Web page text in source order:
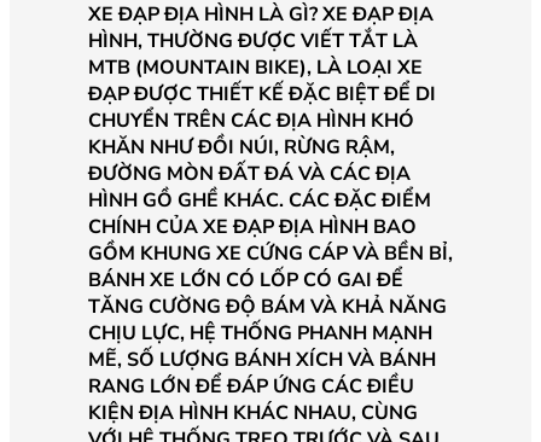
XE ĐẠP ĐỊA HÌNH LÀ GÌ? XE ĐẠP ĐỊA
HÌNH, THƯỜNG ĐƯỢC VIẾT TẮT LÀ
MTB (MOUNTAIN BIKE), LÀ LOẠI XE
ĐẠP ĐƯỢC THIẾT KẾ ĐẶC BIỆT ĐỂ DI
CHUYỂN TRÊN CÁC ĐỊA HÌNH KHÓ
KHĂN NHƯ ĐỒI NÚI, RỪNG RẬM,
ĐƯỜNG MÒN ĐẤT ĐÁ VÀ CÁC ĐỊA
HÌNH GỒ GHỀ KHÁC. CÁC ĐẶC ĐIỂM
CHÍNH CỦA XE ĐẠP ĐỊA HÌNH BAO
GỒM KHUNG XE CỨNG CÁP VÀ BỀN BỈ,
BÁNH XE LỚN CÓ LỐP CÓ GAI ĐỂ
TĂNG CƯỜNG ĐỘ BÁM VÀ KHẢ NĂNG
CHỊU LỰC, HỆ THỐNG PHANH MẠNH
MẼ, SỐ LƯỢNG BÁNH XÍCH VÀ BÁNH
RANG LỚN ĐỂ ĐÁP ỨNG CÁC ĐIỀU
KIỆN ĐỊA HÌNH KHÁC NHAU, CÙNG